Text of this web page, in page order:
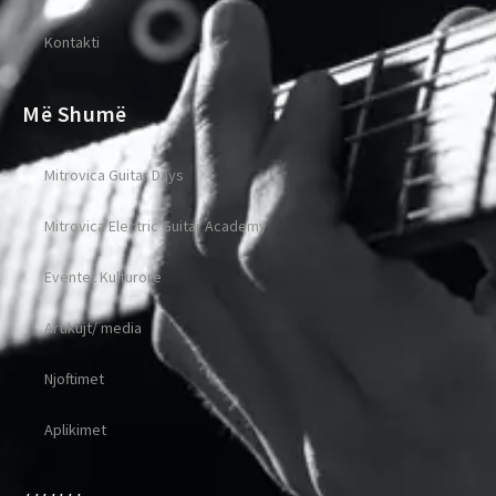
Kontakti
Më Shumë
Mitrovica Guitar Days
Mitrovica Electric Guitar Academy
Eventet Kulturore
Artikujt/ media
Njoftimet
Aplikimet